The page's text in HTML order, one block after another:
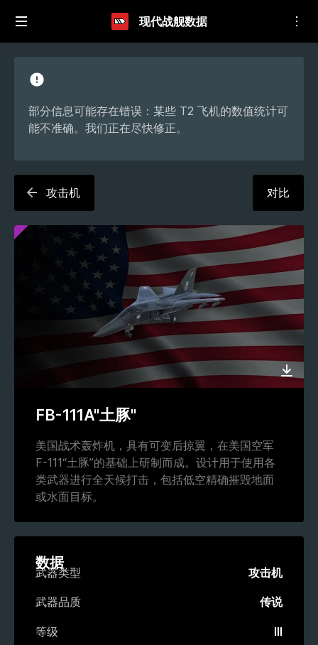
现代战舰数据
部分信息可能存在错误：某些 T2 飞机的数值统计可
能不准确。我们正在尽快修正。
攻击机 对比
FB-111A"土豚"
美国战术轰炸机，具有可变后掠翼，在美国空军
F-111“土豚”的基础上研制而成。设计用于使用各
类武器进行全天候打击，包括低空精确摧毁地面
或水面目标。
数据
武器类型 攻击机
武器品质 传说
等级 III